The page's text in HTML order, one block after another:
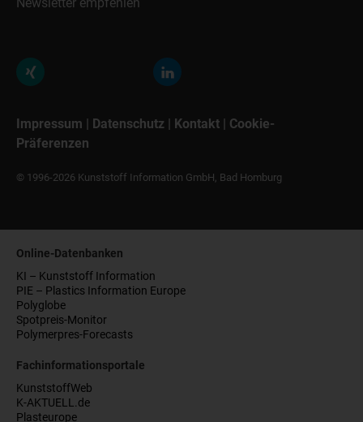
Impressum Datenschutz Kontakt
Cookie-
Präferenzen
© 1996-2026 Kunststoff Information GmbH, Bad Homburg
Online-Datenbanken
KI – Kunststoff Information
PIE – Plastics Information Europe
Polyglobe
Spotpreis-Monitor
Polymerpres-Forecasts
Fachinformationsportale
KunststoffWeb
K-AKTUELL.de
Plasteurope